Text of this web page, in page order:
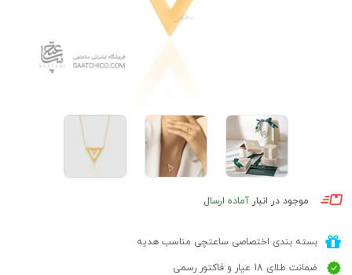
موجود در انبار آماده ارسال
بسته بندی اختصاصی ساعتچی مناسب هدیه
ضمانت طلای 18 عیار و فاکتور رسمی